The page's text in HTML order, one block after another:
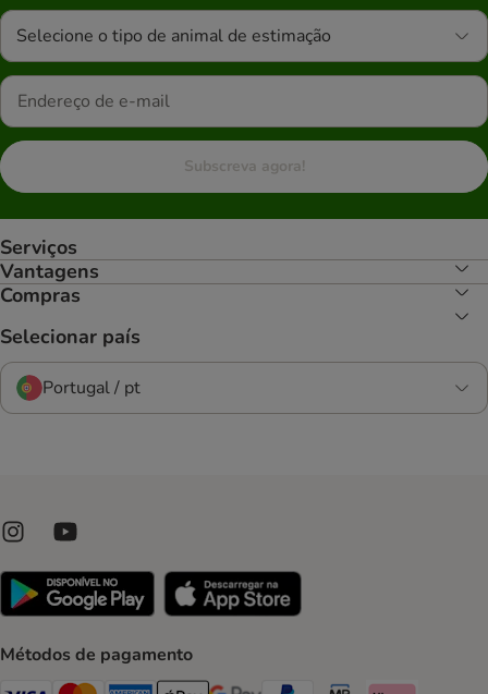
Selecione o tipo de animal de estimação
Subscreva agora!
Serviços
Vantagens
Compras
Selecionar país
Portugal / pt
Métodos de pagamento